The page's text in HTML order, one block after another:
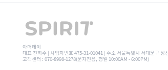
아더데이
대표 전희주 | 사업자번호 475-31-01041 | 주소 서울특별시 서대문구
고객센터 : 070-8998-1278(문자전용, 평일 10:00AM - 6:00PM)